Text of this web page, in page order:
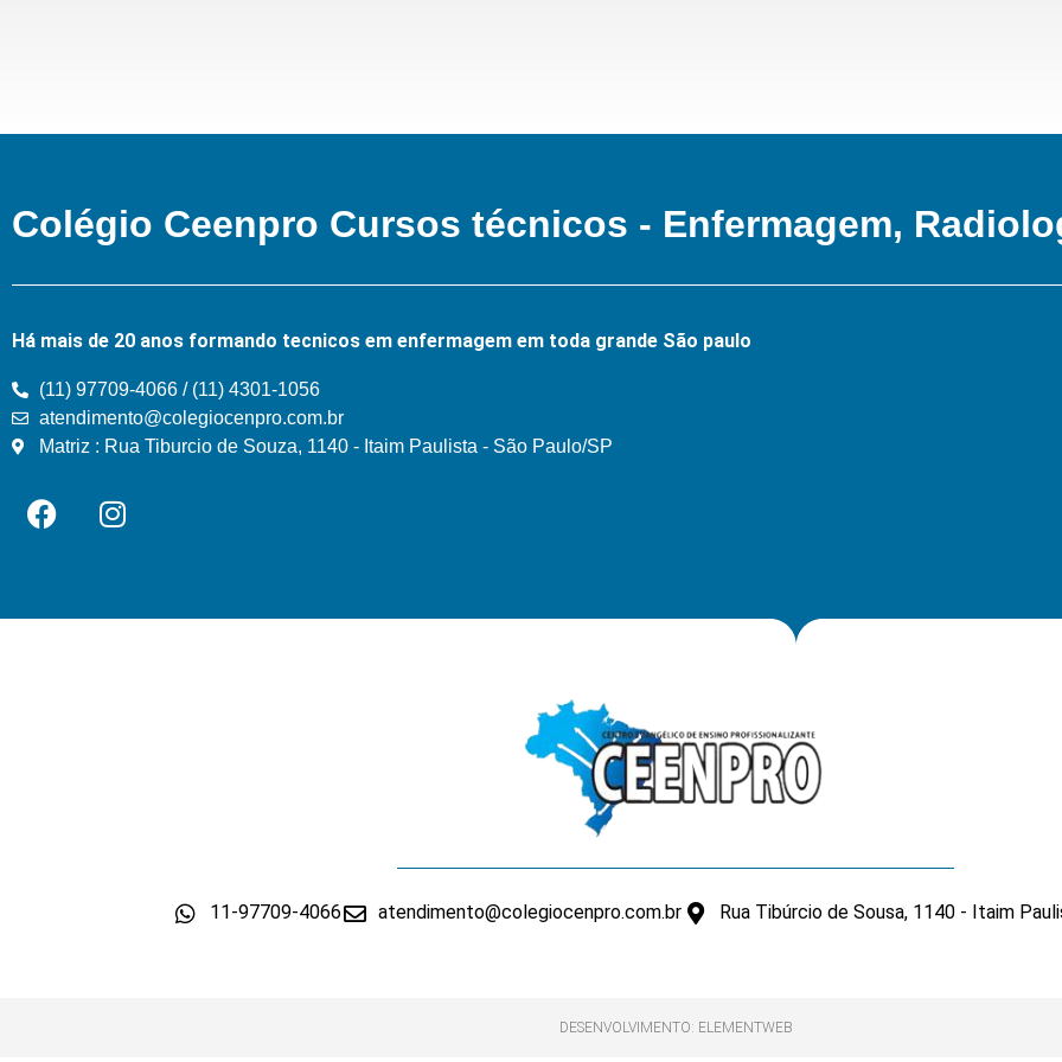
Colégio Ceenpro Cursos técnicos - Enfermagem,
Há mais de 20 anos formando tecnicos em enfermagem em toda grande São paulo
(11) 97709-4066 / (11) 4301-1056
atendimento@colegiocenpro.com.br
Matriz : Rua Tiburcio de Souza, 1140 - Itaim Paulista - São Paulo/SP
11-97709-4066 atendimento@colegiocenpro.com.br Rua Tibúrcio de Sousa, 1140 - Itaim
DESENVOLVIMENTO: ELEMENTWEB